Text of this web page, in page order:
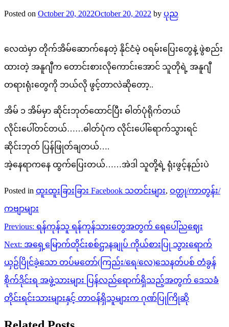
Posted on October 20, 2022October 20, 2022 by ပုည
လေထဲမှာ တိုက်အိမ်ဆောက်နေတဲ့ နိုင်ငံမဲ့ ဝရမ်းပြေးတွေနဲ့ ဖွဲစည်း
ထားတဲ့ အနူဂျီက တောင်းစားလိုကောင်းအောင် သူတိုရဲ့ အနူဂျီ
တရားရုံးတွေကို ဘယ်လို ဖွင့်တာလဲဆိုတော့..
အိမ် ၁ အိမ်မှာ ဆိုင်းဘုတ်ထောင်ပြီး ဓါတ်ပုံရိုက်တယ်
လိုင်းပေါ်တင်တယ်……ဓါတ်ပုံက လိုင်းပေါ်ရောက်သွားရင်
ဆိုင်းဘုတ် ပြန်ဖြုတ်ချတယ်….
အဲ့နေရာကနေ ထွက်ပြေးတယ်……အဲဒါ သူတို့ရဲ့ ရုံးဖွင့်နည်းပဲ
Posted in ထူးထူးခြားခြား Facebook သတင်းများ, ဝတ္ထု/ကာတွန်း/
ကဗျာများ
Post
navigation
Previous: ရန်ကုန်သူ ရန်ကုန်သားတွေအတွက် ရေပေါ်ညဈေး
Next: အရှေ့မြောက်တိုင်းစစ်ဌာနချုပ် ကိုယ်စားပြု သွားရောက်
ယှဉ်ပြိုင်ခဲ့သော တပ်မတော်(ကြည်း/ရေ/လေ)သေနတ်ပစ် တံခွန်
စိုက်ဒိုင်းရ အဖွဲ့သားများ ပြန်လည်ရောက်ရှိသည့်အတွက် ဒေသခံ
တိုင်းရင်းသားများနှင့် တာဝန်ရှိသူများက ဂုဏ်ပြုကြိုဆို